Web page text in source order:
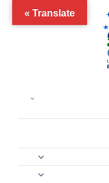
Translate »